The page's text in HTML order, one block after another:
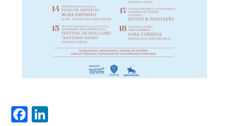
Facebook